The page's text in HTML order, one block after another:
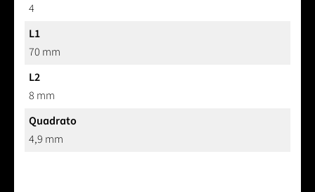
4
L1
70 mm
L2
8 mm
Quadrato
4,9 mm